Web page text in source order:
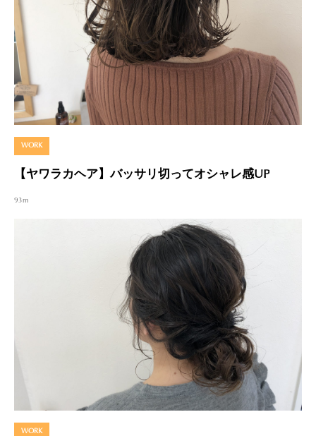
WORK
【ヤワラカヘア】バッサリ切ってオシャレ感UP
93m
WORK